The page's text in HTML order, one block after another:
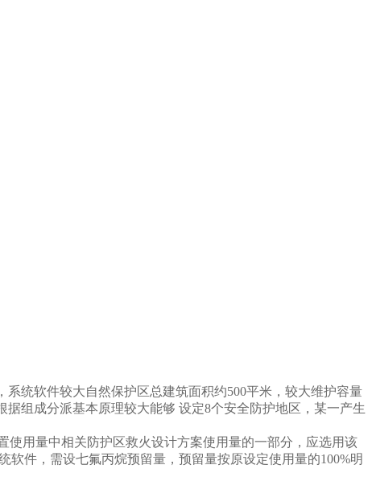
统软件较大自然保护区总建筑面积约500平米，较大维护容量
组成分派基本原理较大能够 设定8个安全防护地区，某一产生
用量中相关防护区救火设计方案使用量的一部分，应选用该
件，需设七氟丙烷预留量，预留量按原设定使用量的100%明